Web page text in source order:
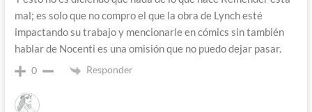
mal; es solo que no compro el que la obra de Lynch esté
impactando su trabajo y mencionarle en cómics sin también
hablar de Nocenti es una omisión que no puedo dejar pasar.
0 Responder